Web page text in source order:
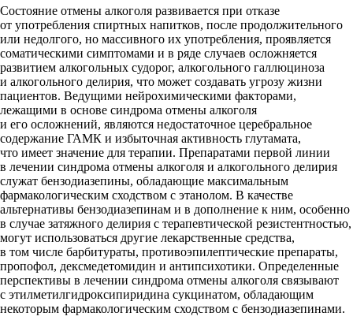
Состояние отмены алкоголя развивается при отказе
от употребления спиртных напитков, после продолжительного
или недолгого, но массивного их употребления, проявляется
соматическими симптомами и в ряде случаев осложняется
развитием алкогольных судорог, алкогольного галлюциноза
и алкогольного делирия, что может создавать угрозу жизни
пациентов. Ведущими нейрохимическими факторами,
лежащими в основе синдрома отмены алкоголя
и его осложнений, являются недостаточное церебральное
содержание ГАМК и избыточная активность глутамата,
что имеет значение для терапии. Препаратами первой линии
в лечении синдрома отмены алкоголя и алкогольного делирия
служат бензодиазепины, обладающие максимальным
фармакологическим сходством с этанолом. В качестве
альтернативы бензодиазепинам и в дополнение к ним, особенно
в случае затяжного делирия с терапевтической резистентностью,
могут использоваться другие лекарственные средства,
в том числе барбитураты, противоэпилептические препараты,
пропофол, дексмедетомидин и антипсихотики. Определенные
перспективы в лечении синдрома отмены алкоголя связывают
с этилметилгидроксипиридина сукцинатом, обладающим
некоторым фармакологическим сходством с бензодиазепинами.